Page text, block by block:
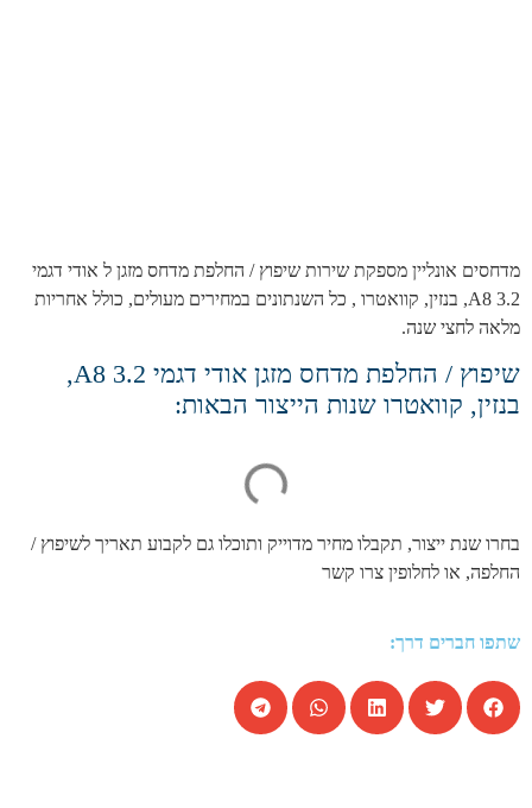
מדחסים אונליין מספקת שירות שיפוץ / החלפת מדחס מזגן ל אודי דגמי
A8 3.2, בנזין, קוואטרו , כל השנתונים במחירים מעולים, כולל אחריות
מלאה לחצי שנה.
שיפוץ / החלפת מדחס מזגן אודי דגמי A8 3.2,
בנזין, קוואטרו שנות הייצור הבאות:
בחרו שנת ייצור, תקבלו מחיר מדוייק ותוכלו גם לקבוע תאריך לשיפוץ /
החלפה, או לחלופין צרו קשר
שתפו חברים דרך: